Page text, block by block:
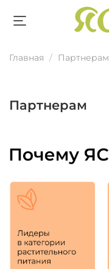
Главная Партнерам
Партнерам